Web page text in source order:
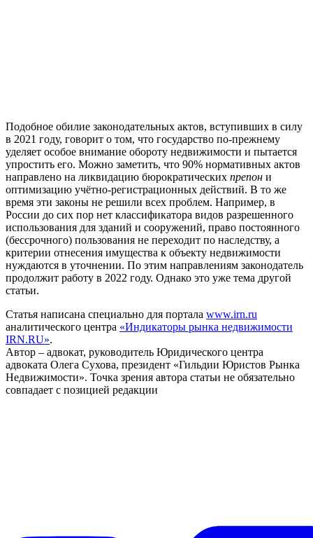
Подобное обилие законодательных актов, вступивших в силу
в 2021 году, говорит о том, что государство по-прежнему
уделяет особое внимание обороту недвижимости и пытается
упростить его. Можно заметить, что 90% нормативных актов
направлено на ликвидацию бюрократических препон и
оптимизацию учётно-регистрационных действий. В то же
время эти законы не решили всех проблем. Например, в
России до сих пор нет классификатора видов разрешенного
использования для зданий и сооружений, право постоянного
(бессрочного) пользования не переходит по наследству, а
критерии отнесения имущества к объекту недвижимости
нуждаются в уточнении. По этим направлениям законодатель
продолжит работу в 2022 году. Однако это уже тема другой
статьи.
Статья написана специально для портала www.irn.ru
аналитического центра «Индикаторы рынка недвижимости
IRN.RU».
Автор – адвокат, руководитель Юридического центра
адвоката Олега Сухова, президент «Гильдии Юристов Рынка
Недвижимости». Точка зрения автора статьи не обязательно
совпадает с позицией редакции